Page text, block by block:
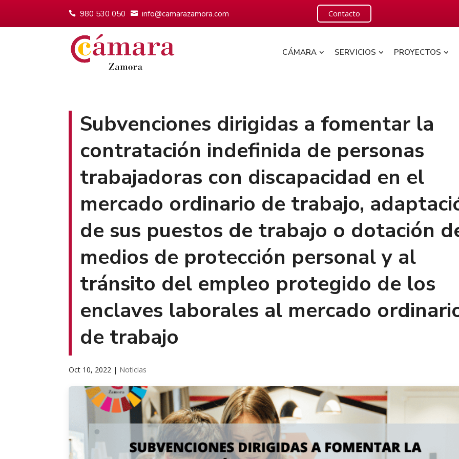
980 530 050 info@camarazamora.com Contacto
CÁMARA SERVICIOS PROYECTOS
Subvenciones dirigidas a fomentar la
contratación indefinida de personas
trabajadoras con discapacidad en el
mercado ordinario de trabajo,
de sus puestos de trabajo o dotación
medios de protección personal y al
tránsito del empleo protegido de los
enclaves laborales al mercado
de trabajo
Oct 10, 2022 | Noticias